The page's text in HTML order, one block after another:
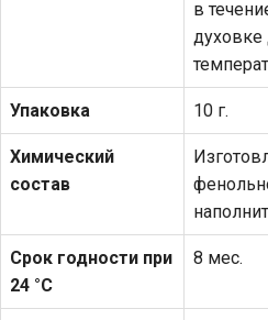
в
духовке
Упаковка 10 г.
Химический
состав
Срок годности при
24 °С
8 мес.